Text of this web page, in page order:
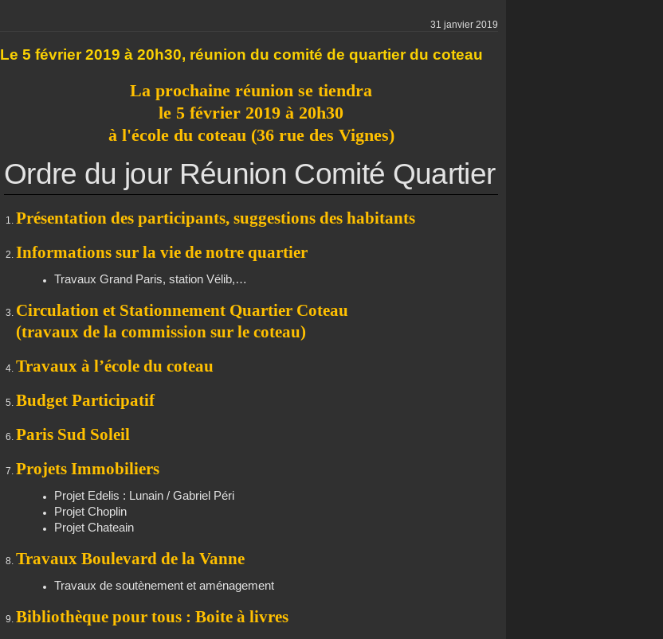
31 janvier 2019
Le 5 février 2019 à 20h30, réunion du comité de quartier du coteau
La prochaine réunion se tiendra
le 5 février 2019 à 20h30
à l'école du coteau (36 rue des Vignes)
Ordre du jour Réunion Comité Quartier
Présentation des participants, suggestions des habitants
Informations sur la vie de notre quartier
Travaux Grand Paris, station Vélib,…
Circulation et Stationnement Quartier Coteau
(travaux de la commission sur le coteau)
Travaux à l’école du coteau
Budget Participatif
Paris Sud Soleil
Projets Immobiliers
Projet Edelis : Lunain / Gabriel Péri
Projet Choplin
Projet Chateain
Travaux Boulevard de la Vanne
Travaux de soutènement et aménagement
Bibliothèque pour tous : Boite à livres